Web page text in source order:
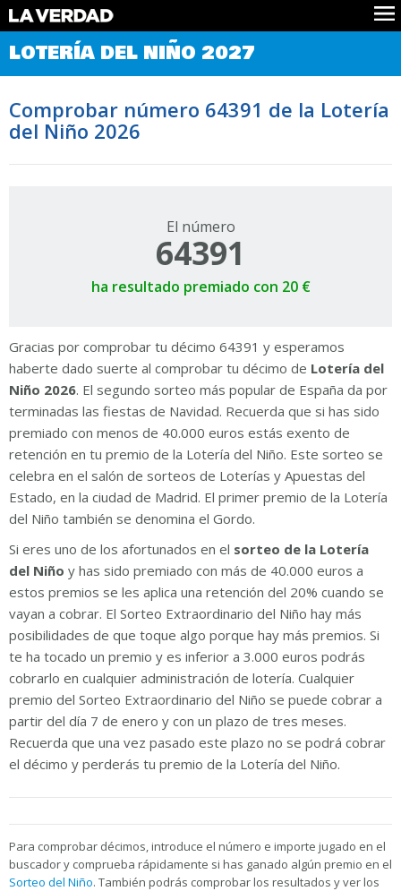
Comprobar Loteria del Niño
Premios
Noticias
Datos
Historia
LOTERÍA DEL NIÑO 2027
Comprobar número 64391 de la Lotería
del Niño 2026
El número
64391
ha resultado premiado con 20 €
Gracias por comprobar tu décimo 64391 y esperamos
haberte dado suerte al comprobar tu décimo de Lotería del
Niño 2026. El segundo sorteo más popular de España da por
terminadas las fiestas de Navidad. Recuerda que si has sido
premiado con menos de 40.000 euros estás exento de
retención en tu premio de la Lotería del Niño. Este sorteo se
celebra en el salón de sorteos de Loterías y Apuestas del
Estado, en la ciudad de Madrid. El primer premio de la Lotería
del Niño también se denomina el Gordo.
Si eres uno de los afortunados en el sorteo de la Lotería
del Niño y has sido premiado con más de 40.000 euros a
estos premios se les aplica una retención del 20% cuando se
vayan a cobrar. El Sorteo Extraordinario del Niño hay más
posibilidades de que toque algo porque hay más premios. Si
te ha tocado un premio y es inferior a 3.000 euros podrás
cobrarlo en cualquier administración de lotería. Cualquier
premio del Sorteo Extraordinario del Niño se puede cobrar a
partir del día 7 de enero y con un plazo de tres meses.
Recuerda que una vez pasado este plazo no se podrá cobrar
el décimo y perderás tu premio de la Lotería del Niño.
Para comprobar décimos, introduce el número e importe jugado en el
buscador y comprueba rápidamente si has ganado algún premio en el
Sorteo del Niño. También podrás comprobar los resultados y ver los